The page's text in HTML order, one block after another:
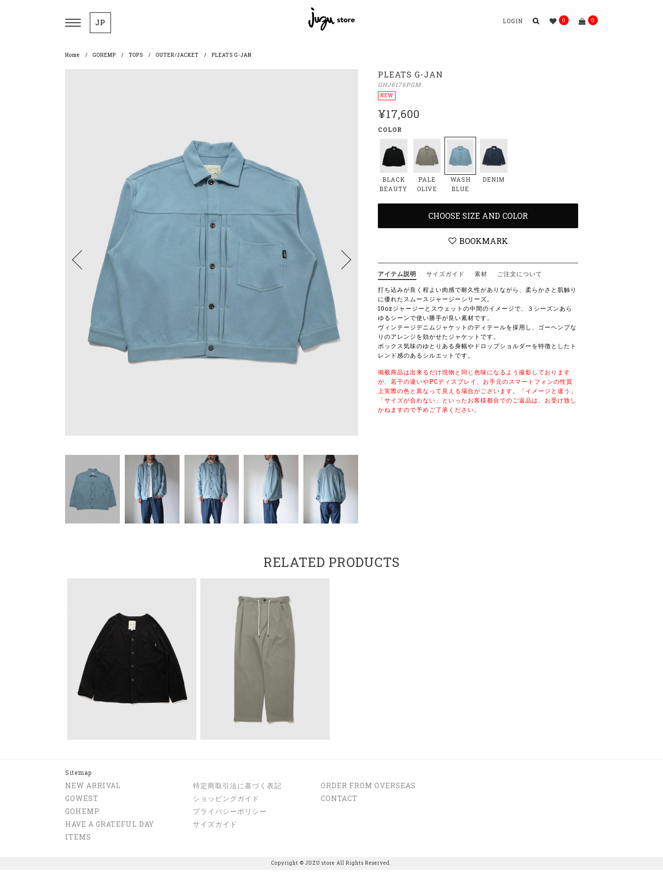
JP LOGIN 0 0
Home GOHEMP TOPS OUTER/JACKET PLEATS G-JAN
PLEATS G-JAN
GHJ6176PGM
NEW
¥17,600
COLOR
BLACK
BEAUTY
PALE
OLIVE
WASH
BLUE
DENIM
CHOOSE SIZE AND COLOR
BOOKMARK
アイテム説明 サイズガイド 素材
ご注文について
打ち込みが良く程よい肉感で耐久性がありながら、柔らかさと肌触り
に優れたスムースジャージーシリーズ。
10ozジャージーとスウェットの中間のイメージで、３シーズンあら
ゆるシーンで使い勝手が良い素材です。
ヴィンテージデニムジャケットのディテールを採用し、ゴーヘンプな
りのアレンジを効かせたジャケットです。
ボックス気味のゆとりある身幅やドロップショルダーを特徴としたト
レンド感のあるシルエットです。
掲載商品は出来るだけ現物と同じ色味になるよう撮影しております
が、若干の違いやPCディスプレイ、お手元のスマートフォンの性質
上実際の色と異なって見える場合がございます。
「イメージと違う」
「サイズが合わない」といったお客様都合でのご返品は、お受け致し
かねますので予めご了承ください。
RELATED PRODUCTS
Sitemap
NEW ARRIVAL
GOWEST
GOHEMP
HAVE A GRATEFUL DAY
ITEMS
特定商取引法に基づく表記
ショッピングガイド
プライバシーポリシー
サイズガイド
ORDER FROM OVERSEAS
CONTACT
Copyright © JUZU store All Rights Reserved.